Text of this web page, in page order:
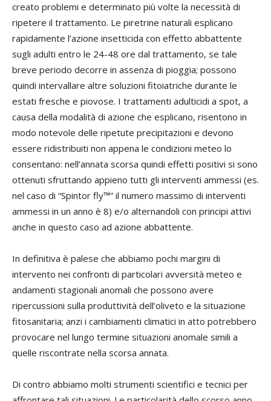
creato problemi e determinato più volte la necessità di
ripetere il trattamento. Le piretrine naturali esplicano
rapidamente l’azione insetticida con effetto abbattente
sugli adulti entro le 24-48 ore dal trattamento, se tale
breve periodo decorre in assenza di pioggia; possono
quindi intervallare altre soluzioni fitoiatriche durante le
estati fresche e piovose. I trattamenti adulticidi a spot, a
causa della modalità di azione che esplicano, risentono in
modo notevole delle ripetute precipitazioni e devono
essere ridistribuiti non appena le condizioni meteo lo
consentano: nell’annata scorsa quindi effetti positivi si sono
ottenuti sfruttando appieno tutti gli interventi ammessi (es.
nel caso di “Spintor fly™” il numero massimo di interventi
ammessi in un anno è 8) e/o alternandoli con principi attivi
anche in questo caso ad azione abbattente.
In definitiva è palese che abbiamo pochi margini di
intervento nei confronti di particolari avversità meteo e
andamenti stagionali anomali che possono avere
ripercussioni sulla produttività dell’oliveto e la situazione
fitosanitaria; anzi i cambiamenti climatici in atto potrebbero
provocare nel lungo termine situazioni anomale simili a
quelle riscontrate nella scorsa annata.
Di contro abbiamo molti strumenti scientifici e tecnici per